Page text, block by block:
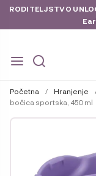
RODITELJSTVO
na
navigaciju
do
sadržaja
Početna / Hranjenje
bočica sportska, 450 ml